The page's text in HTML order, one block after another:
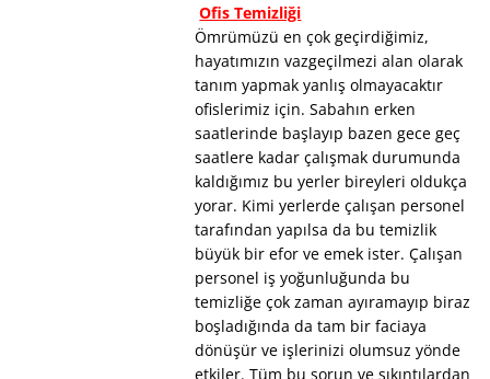
Ofis Temizliği
Ömrümüzü en çok geçirdiğimiz,
hayatımızın vazgeçilmezi alan olarak
tanım yapmak yanlış olmayacaktır
ofislerimiz için. Sabahın erken
saatlerinde başlayıp bazen gece geç
saatlere kadar çalışmak durumunda
kaldığımız bu yerler bireyleri oldukça
yorar. Kimi yerlerde çalışan personel
tarafından yapılsa da bu temizlik
büyük bir efor ve emek ister. Çalışan
personel iş yoğunluğunda bu
temizliğe çok zaman ayıramayıp biraz
boşladığında da tam bir faciaya
dönüşür ve işlerinizi olumsuz yönde
etkiler. Tüm bu sorun ve sıkıntılardan